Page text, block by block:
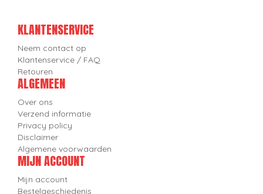
KLANTENSERVICE
Neem contact op
Klantenservice / FAQ
Retouren
ALGEMEEN
Over ons
Verzend informatie
Privacy policy
Disclaimer
Algemene voorwaarden
MIJN ACCOUNT
Mijn account
Bestelgeschiedenis